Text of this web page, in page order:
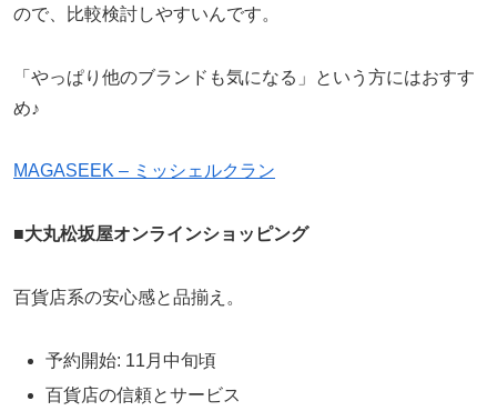
ので、比較検討しやすいんです。
「やっぱり他のブランドも気になる」という方にはおすす
め♪
MAGASEEK – ミッシェルクラン
■大丸松坂屋オンラインショッピング
百貨店系の安心感と品揃え。
予約開始: 11月中旬頃
百貨店の信頼とサービス